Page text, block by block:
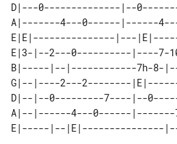
D|---0--------------|--
A|-------4---0------|------
E|E|---------------|---
E|3-|--2---0----------|----7-
B|-----|--|------------7h-8-|--
G|--|----2---2--------
D|--|--0---------7----|--
A|--|------4---0------|-------